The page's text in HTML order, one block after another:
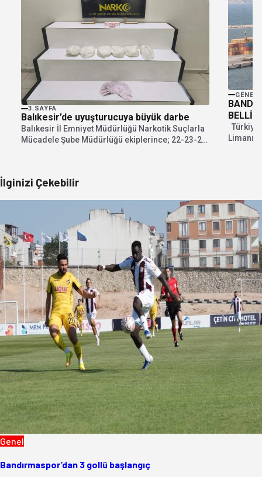
3.SAYFA
Balıkesir’de uyuşturucuya büyük darbe
Balıkesir İl Emniyet Müdürlüğü Narkotik Suçlarla
Mücadele Şube Müdürlüğü ekiplerince; 22-23-24
GENEL
BELLİ
İlginizi Çekebilir
Genel
Bandırmaspor’dan 3 gollü başlangıç